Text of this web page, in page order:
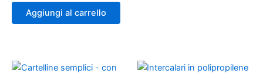
Aggiungi al carrello
prodotto
Questo